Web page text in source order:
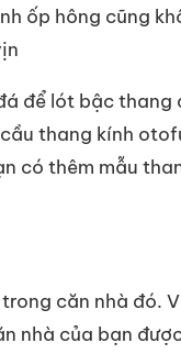
ốp hông cũng
để lót bậc thang
thang kính
có thêm mẫu
căn nhà đó.
nhà của bạn